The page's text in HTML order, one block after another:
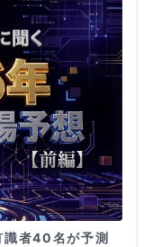
識者40名が予測